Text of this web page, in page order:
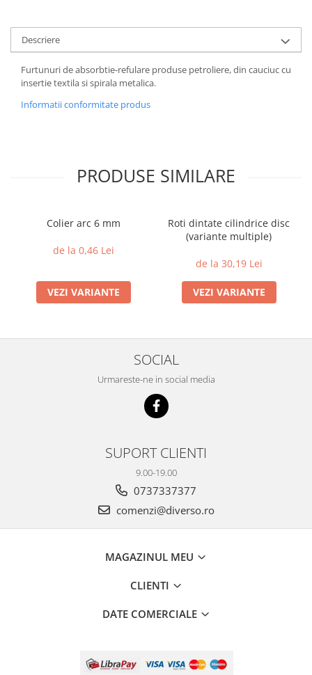
Descriere
Furtunuri de absorbtie-refulare produse petroliere, din cauciuc cu
insertie textila si spirala metalica.
Informatii conformitate produs
PRODUSE SIMILARE
Colier arc 6 mm
de la 0,46 Lei
VEZI VARIANTE
Roti dintate cilindrice disc
(variante multiple)
de la 30,19 Lei
VEZI VARIANTE
SOCIAL
Urmareste-ne in social media
SUPORT CLIENTI
9.00-19.00
0737337377
comenzi@diverso.ro
MAGAZINUL MEU
CLIENTI
DATE COMERCIALE